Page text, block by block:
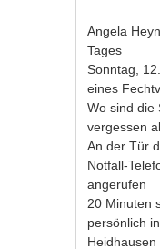
Angela
Tages
Sonntag,
eines
Wo sind die
vergessen
An der Tür
Notfall-
angerufen
20 Minuten
persönlich